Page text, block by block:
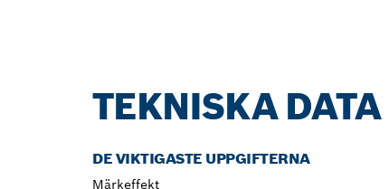
TEKNISKA DATA
DE VIKTIGASTE UPPGIFTERNA
Märkeffekt